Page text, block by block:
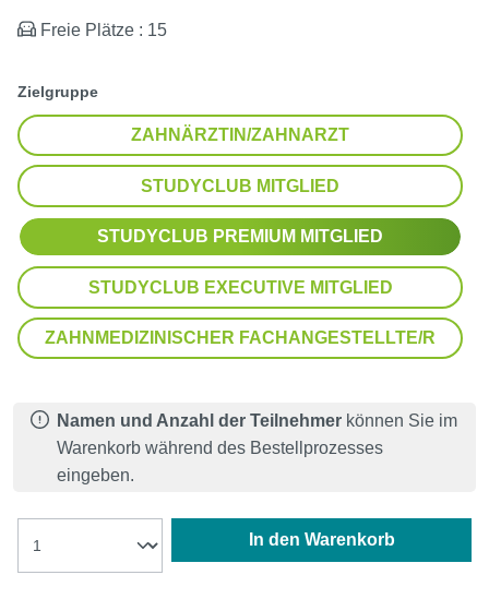
Freie Plätze : 15
Zielgruppeauswählen
ZAHNÄRZTIN/ZAHNARZT
STUDYCLUB MITGLIED
STUDYCLUB PREMIUM MITGLIED
STUDYCLUB EXECUTIVE MITGLIED
ZAHNMEDIZINISCHER FACHANGESTELLTE/R
Namen und Anzahl der Teilnehmer können Sie im
Warenkorb während des Bestellprozesses
eingeben.
In den Warenkorb